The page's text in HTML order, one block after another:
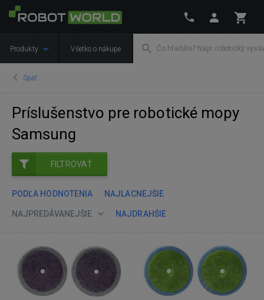
Produkty Všetko o nákupe
Späť
Príslušenstvo pre robotické mopy
Samsung
FILTROVAŤ
PODĽA HODNOTENIA NAJLACNEJŠIE
NAJPREDÁVANEJŠIE NAJDRAHŠIE